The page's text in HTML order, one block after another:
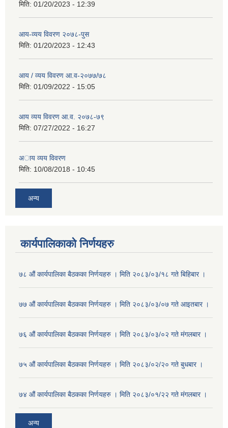
मिति: 01/20/2023 - 12:39
आय-व्यय विवरण २०७८-पुस
मिति: 01/20/2023 - 12:43
आय / व्यय विवरण आ.व-२०७७/७८
मिति: 01/09/2022 - 15:05
आय व्यय विवरण आ.व. २०७८-७९
मिति: 07/27/2022 - 16:27
अाय व्यय विवरण
मिति: 10/08/2018 - 10:45
अन्य
कार्यपालिकाको निर्णयहरु
७८ औं कार्यपालिका बैठकका निर्णयहरु । मिति २०८३/०३/१८ गते बिहिबार ।
७७ औं कार्यपालिका बैठकका निर्णयहरु । मिति २०८३/०३/०७ गते आइतबार ।
७६ औं कार्यपालिका बैठकका निर्णयहरु । मिति २०८३/०३/०२ गते मंगलबार ।
७५ औं कार्यपालिका बैठकका निर्णयहरु । मिति २०८३/०२/२० गते बुधबार ।
७४ औं कार्यपालिका बैठकका निर्णयहरु । मिति २०८३/०१/२२ गते मंगलबार ।
अन्य